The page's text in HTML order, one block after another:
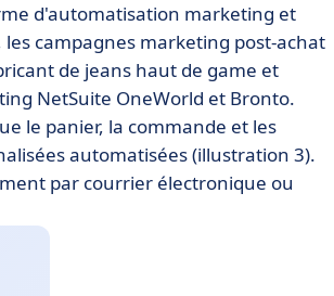
d'automatisation marketing et
les campagnes marketing post-achat
de jeans haut de game et
NetSuite OneWorld et Bronto.
le panier, la commande et les
automatisées (illustration 3).
par courrier électronique ou